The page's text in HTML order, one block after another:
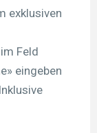
exklusiven
Feld
eingeben